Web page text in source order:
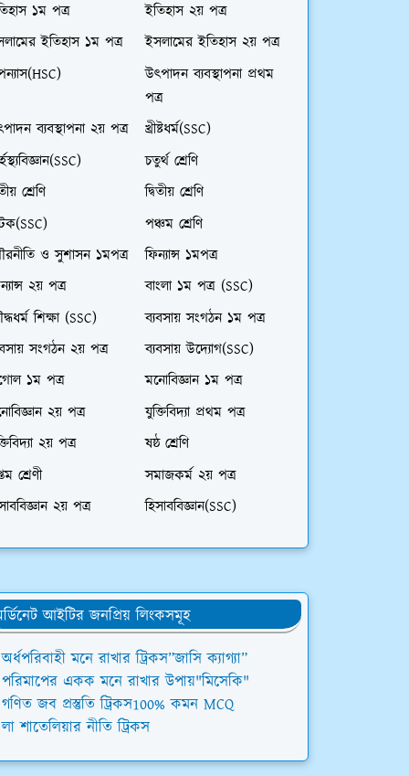
১ম পত্র
ইতিহাস ২য় পত্র
ইতিহাস ১ম পত্র
ইসলামের ইতিহাস ২য় পত্র
উৎপাদন ব্যবস্থাপনা প্রথম
পত্র
ব্যবস্থাপনা ২য় পত্র
খ্রীষ্টধর্ম(SSC)
চতুর্থ শ্রেণি
শ্রেণি
দ্বিতীয় শ্রেণি
পঞ্চম শ্রেণি
ও সুশাসন ১মপত্র
ফিন্যান্স ১মপত্র
২য় পত্র
বাংলা ১ম পত্র (SSC)
শিক্ষা (SSC)
ব্যবসায় সংগঠন ১ম পত্র
সংগঠন ২য় পত্র
ব্যবসায় উদ্যোগ(SSC)
১ম পত্র
মনোবিজ্ঞান ১ম পত্র
২য় পত্র
যুক্তিবিদ্যা প্রথম পত্র
২য় পত্র
ষষ্ঠ শ্রেণি
শ্রেণী
সমাজকর্ম ২য় পত্র
২য় পত্র
হিসাববিজ্ঞান(SSC)
আইটির জনপ্রিয় লিংকসমূহ
অর্ধপরিবাহী মনে রাখার ট্রিকস”জাসি ক্যাগ্যা”
পরিমাপের একক মনে রাখার উপায়"মিসেকি"
গণিত জব প্রস্তুতি ট্রিকস100% কমন MCQ
লা শাতেলিয়ার নীতি ট্রিকস